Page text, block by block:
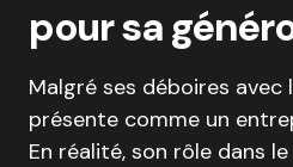
pour sa
Malgré ses déboires avec
présente comme un
En réalité, son rôle dans